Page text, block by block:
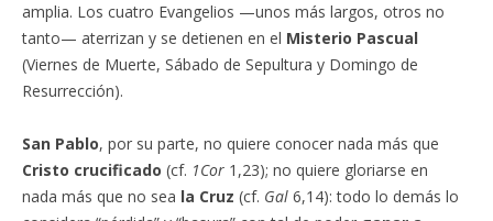
amplia. Los cuatro Evangelios —unos más largos, otros no
tanto— aterrizan y se detienen en el Misterio Pascual
(Viernes de Muerte, Sábado de Sepultura y Domingo de
Resurrección).
San Pablo, por su parte, no quiere conocer nada más que
Cristo crucificado (cf. 1Cor 1,23); no quiere gloriarse en
nada más que no sea la Cruz (cf. Gal 6,14): todo lo demás lo